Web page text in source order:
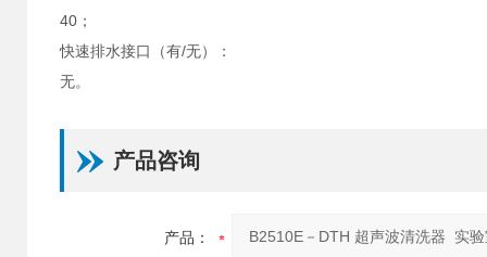
40；
快速排水接口（有/无）：
无。
产品咨询
产品：